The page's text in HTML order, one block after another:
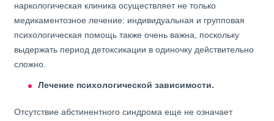
наркологическая клиника осуществляет не только
медикаментозное лечение: индивидуальная и групповая
психологическая помощь также очень важна, поскольку
выдержать период детоксикации в одиночку действительно
сложно.
Лечение психологической зависимости.
Отсутствие абстинентного синдрома еще не означает